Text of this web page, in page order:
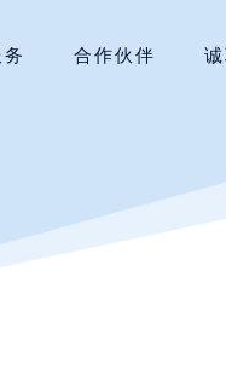
合作伙伴